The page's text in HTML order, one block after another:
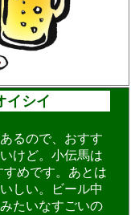
イシイ
るので、おすす
けど。小伝馬は
めです。あとは
しい。ビール中
たいなすごいの